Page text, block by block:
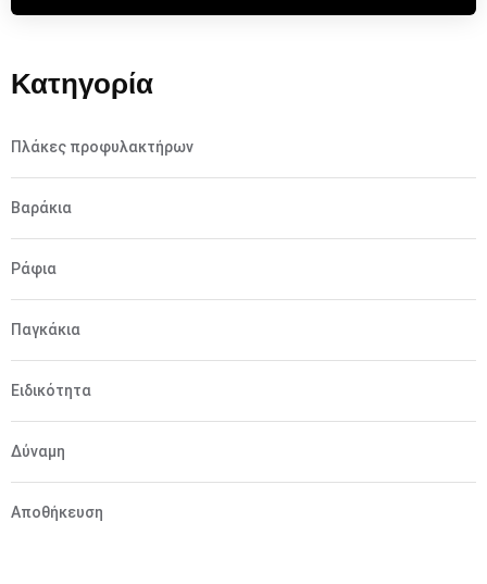
Κατηγορία
Πλάκες προφυλακτήρων
Βαράκια
Ράφια
Παγκάκια
Ειδικότητα
Δύναμη
Αποθήκευση